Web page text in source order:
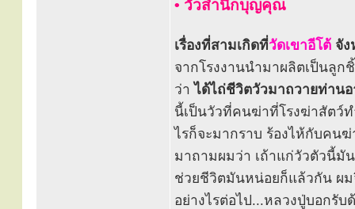
• วัวสำนึกบุญคุณ
เรื่องที่สามเกิดที่วัดเขาอีโต้ จั
จากโรงงานนำมาผลิตเป็นลู
ว่าได้ไถ่ชีวิตวัวมาถวายท่าน
นี้เป็นวัวที่คนฆ่าที่โรงฆ่าสัตว์
ไรก็จะมากราบ ร้องไห้กับคน
มาถามผมว่า เถ้าแก่วัวตัวนี้มั
ช่วยชีวิตมันหน่อยก็แล้วกัน ผม
อย่างไรต่อไป...หลวงปู่บอกรับ